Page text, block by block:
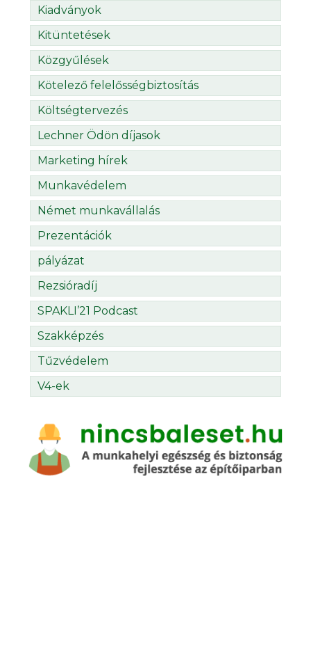
Kiadványok
Kitüntetések
Közgyűlések
Kötelező felelősségbiztosítás
Költségtervezés
Lechner Ödön díjasok
Marketing hírek
Munkavédelem
Német munkavállalás
Prezentációk
pályázat
Rezsióradíj
SPAKLI’21 Podcast
Szakképzés
Tűzvédelem
V4-ek